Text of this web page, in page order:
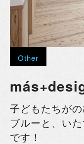
Other
子どもたちが
ブルーと、い
です！